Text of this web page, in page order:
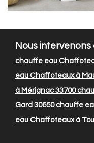
Nous intervenons
chauffe eau
eau Chaffoteaux à
à Mérignac 33700
Gard 30650chauffe
eau Chaffoteaux à